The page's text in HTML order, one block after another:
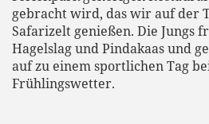
gebracht wird, das wir auf der
Safarizelt genießen. Die Jungs
Hagelslag und Pindakaas und
auf zu einem sportlichen Tag
Frühlingswetter.